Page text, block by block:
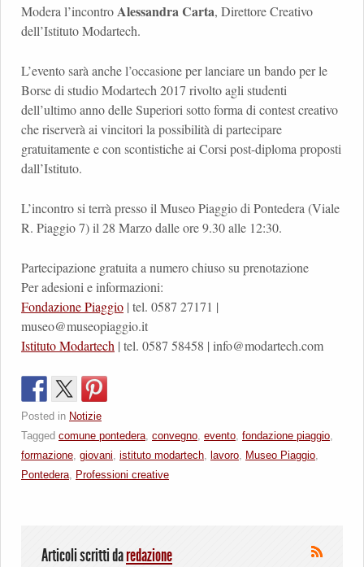
Modera l’incontroAlessandra Carta, Direttore Creativo
dell’Istituto Modartech.
L’evento sarà anche l’occasione per lanciare un bando per le
Borse di studio Modartech 2017 rivolto agli studenti
dell’ultimo anno delle Superiori sotto forma di contest creativo
che riserverà ai vincitori la possibilità di partecipare
gratuitamente e con scontistiche ai Corsi post-diploma proposti
dall’Istituto.
L’incontro si terrà presso il Museo Piaggio di Pontedera (Viale
R. Piaggio 7) il 28 Marzo dalle ore 9.30 alle 12:30.
Partecipazione gratuita a numero chiuso su prenotazione
Per adesioni e informazioni:
Fondazione Piaggio | tel. 0587 27171 |
museo@museopiaggio.it
Istituto Modartech | tel. 0587 58458 | info@modartech.com
Posted in Notizie
Tagged comune pontedera convegno evento fondazione piaggio
formazione giovani istituto modartech lavoro Museo Piaggio
Pontedera
Professioni creative
Articoli scritti daredazione